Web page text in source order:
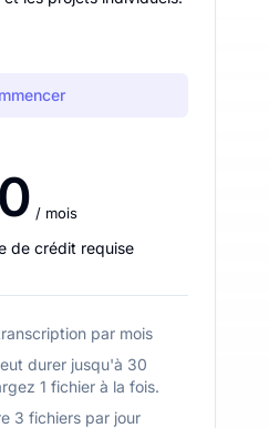
/ mois
de crédit requise
par mois
durer jusqu'à 30
1 fichier à la fois.
3 fichiers par jour